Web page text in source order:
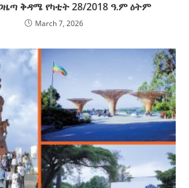
ቅዳሜ የካቲት 28/2018 ዓ.ም ዕትም
March 7, 2026